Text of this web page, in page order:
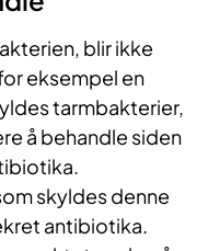
blir ikke
eksempel en
tarmbakterier,
å behandle siden
skyldes denne
antibiotika.